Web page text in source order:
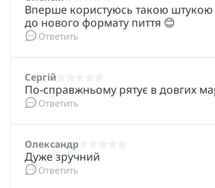
Вперше користуюсь такою штукою
до нового формату пиття 😊
Ответить
Сергій
По-справжньому рятує в довгих
Ответить
Олександр
Дуже зручний
Ответить